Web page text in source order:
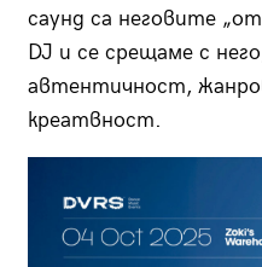
саунд са неговите
DJ и се срещаме с
автентичност,
креатвност.